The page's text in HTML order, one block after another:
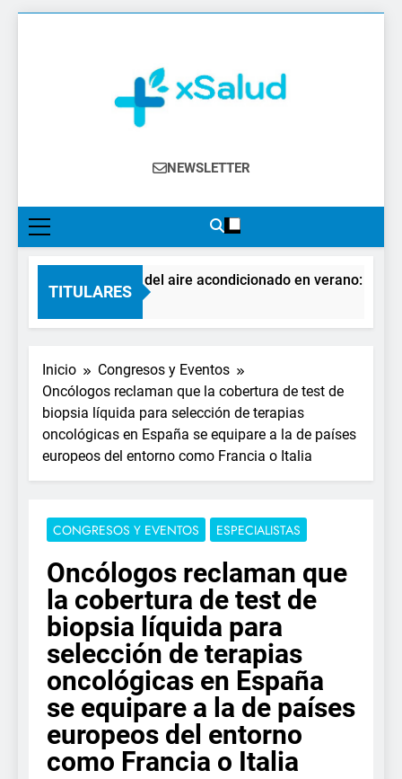
XSalud
Noticias Del Sector Salud. Congresos Y
Farmacéutica, Atención Primaria,
Especialistas, Farmacia, Etc…
NEWSLETTER
TITULARES
El impacto del aire acondicionado en verano:
3 Días Atrás
Inicio
Congresos y Eventos
Oncólogos reclaman que la cobertura de test de
biopsia líquida para selección de terapias
oncológicas en España se equipare a la de países
europeos del entorno como Francia o Italia
CONGRESOS Y EVENTOS ESPECIALISTAS
Oncólogos reclaman que
la cobertura de test de
biopsia líquida para
selección de terapias
oncológicas en España
se equipare a la de países
europeos del entorno
como Francia o Italia